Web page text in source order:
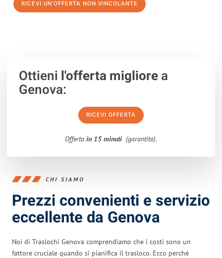
RICEVI UN'OFFERTA NON VINCOLANTE
Ottieni l'offerta migliorea
Genova:
RICEVI OFFERTA
Offerta in 15 minuti (garantita).
CHI SIAMO
Prezzi convenienti e servizio
eccellente da Genova
Noi di Traslochi Genova comprendiamo che i costi sono un
fattore cruciale quando si pianifica il trasloco. Ecco perché